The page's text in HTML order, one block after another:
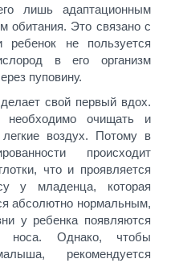
лишь адаптационным
обитания. Это связано с
не пользуется
в его организм
пуповину.
свой первый вдох.
необходимо очищать и
воздух. Потому в
происходит
что и проявляется
у младенца, которая
абсолютно нормальным,
у ребенка появляются
носа. Однако, чтобы
рекомендуется